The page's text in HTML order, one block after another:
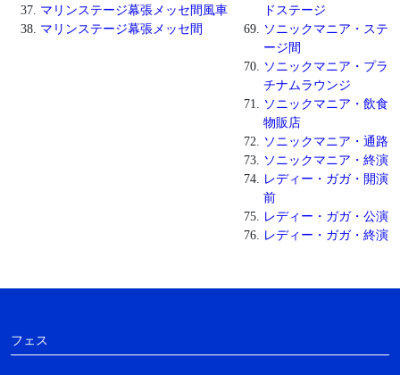
マリンステージ幕張メッセ間風車
マリンステージ幕張メッセ間
ドステージ
ソニックマニア・ステ
ージ間
ソニックマニア・プラ
チナムラウンジ
ソニックマニア・飲食
物販店
ソニックマニア・通路
ソニックマニア・終演
レディー・ガガ・開演
前
レディー・ガガ・公演
レディー・ガガ・終演
フェス